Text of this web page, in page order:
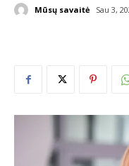
Mūsų savaitė Sau 3,